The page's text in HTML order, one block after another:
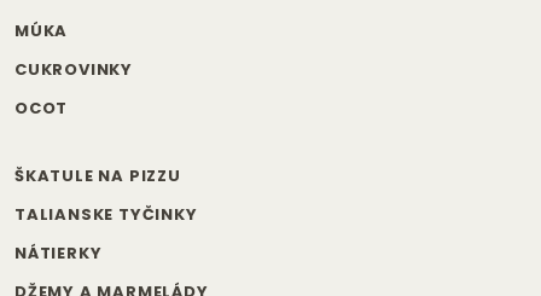
MÚKA
CUKROVINKY
OCOT
ŠKATULE NA PIZZU
TALIANSKE TYČINKY
NÁTIERKY